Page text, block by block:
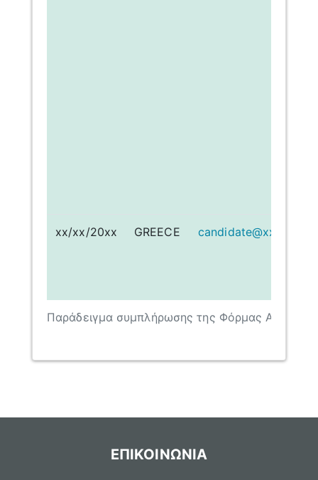
Παράδειγμα συμπλήρωσης της Φόρμας
xx/xx/20xx GREECE candidate@xxxx.xx
ΕΠΙΚΟΙΝΩΝΙΑ